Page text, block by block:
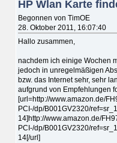
HP Wlan Karte
Begonnen von TimOE
28. Oktober 2011, 16:07:40
Hallo zusammen,
nachdem ich einige Wochen
jedoch in unregelmäßigen
bzw. das Internet sehr, sehr
aufgrund von Empfehlungen
[url=http://www.amazon.de/
PCI-/dp/B001GV2320/
14]http://www.amazon.de/
PCI-/dp/B001GV2320/
14[/url]